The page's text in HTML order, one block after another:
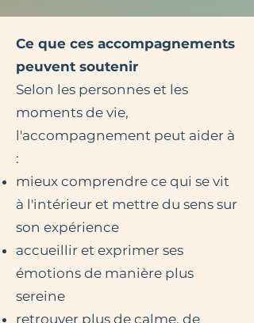
Ce que ces accompagnements
peuvent soutenir​
Selon les personnes et les
moments de vie,
l'accompagnement peut aider à
:
mieux comprendre ce qui se vit
à l'intérieur et mettre du sens sur
son expérience
accueillir et exprimer ses
émotions de manière plus
sereine
retrouver plus de calme, de